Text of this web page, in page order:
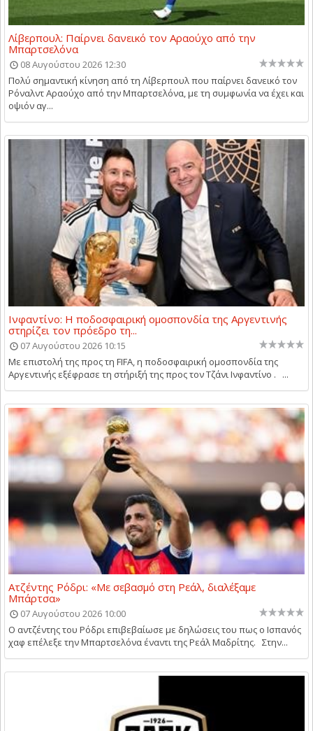
Λίβερπουλ: Παίρνει δανεικό τον Αραούχο από την
Μπαρτσελόνα
08 Αυγούστου 2026 12:30
Πολύ σημαντική κίνηση από τη Λίβερπουλ που παίρνει δανεικό τον
Ρόναλντ Αραούχο από την Μπαρτσελόνα, με τη συμφωνία να έχει και
οψιόν αγ...
Ινφαντίνο: Η ποδοσφαιρική ομοσπονδία της Αργεντινής
στηρίζει τον πρόεδρο τη...
07 Αυγούστου 2026 10:15
Με επιστολή της προς τη FIFA, η ποδοσφαιρική ομοσπονδία της
Αργεντινής εξέφρασε τη στήριξή της προς τον Τζάνι Ινφαντίνο . ...
Ατζέντης Ρόδρι: «Με σεβασμό στη Ρεάλ, διαλέξαμε
Μπάρτσα»
07 Αυγούστου 2026 10:00
Ο αντζέντης του Ρόδρι επιβεβαίωσε με δηλώσεις του πως ο Ισπανός
χαφ επέλεξε την Μπαρτσελόνα έναντι της Ρεάλ Μαδρίτης. Στην...